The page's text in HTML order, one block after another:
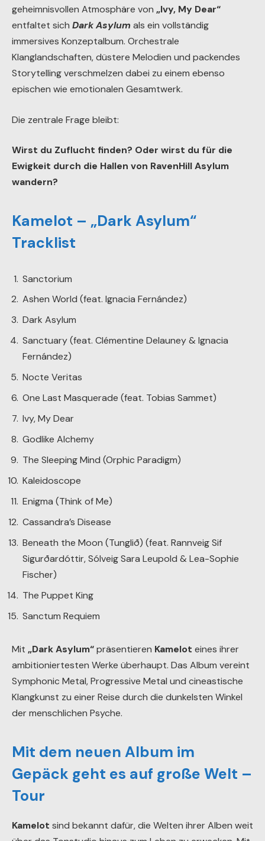
geheimnisvollen Atmosphäre von „Ivy, My Dear“
entfaltet sich Dark Asylum als ein vollständig
immersives Konzeptalbum. Orchestrale
Klanglandschaften, düstere Melodien und packendes
Storytelling verschmelzen dabei zu einem ebenso
epischen wie emotionalen Gesamtwerk.
Die zentrale Frage bleibt:
Wirst du Zuflucht finden? Oder wirst du für die
Ewigkeit durch die Hallen von RavenHill Asylum
wandern?
Kamelot – „Dark Asylum“
Tracklist
Sanctorium
Ashen World (feat. Ignacia Fernández)
Dark Asylum
Sanctuary (feat. Clémentine Delauney & Ignacia
Fernández)
Nocte Veritas
One Last Masquerade (feat. Tobias Sammet)
Ivy, My Dear
Godlike Alchemy
The Sleeping Mind (Orphic Paradigm)
Kaleidoscope
Enigma (Think of Me)
Cassandra’s Disease
Beneath the Moon (Tunglið) (feat. Rannveig Sif
Sigurðardóttir, Sólveig Sara Leupold & Lea-Sophie
Fischer)
The Puppet King
Sanctum Requiem
Mit „Dark Asylum“präsentieren Kamelot eines ihrer
ambitioniertesten Werke überhaupt. Das Album vereint
Symphonic Metal, Progressive Metal und cineastische
Klangkunst zu einer Reise durch die dunkelsten Winkel
der menschlichen Psyche.
Mit dem neuen Album im
Gepäck geht es auf große Welt –
Tour
Kamelot sind bekannt dafür, die Welten ihrer Alben weit